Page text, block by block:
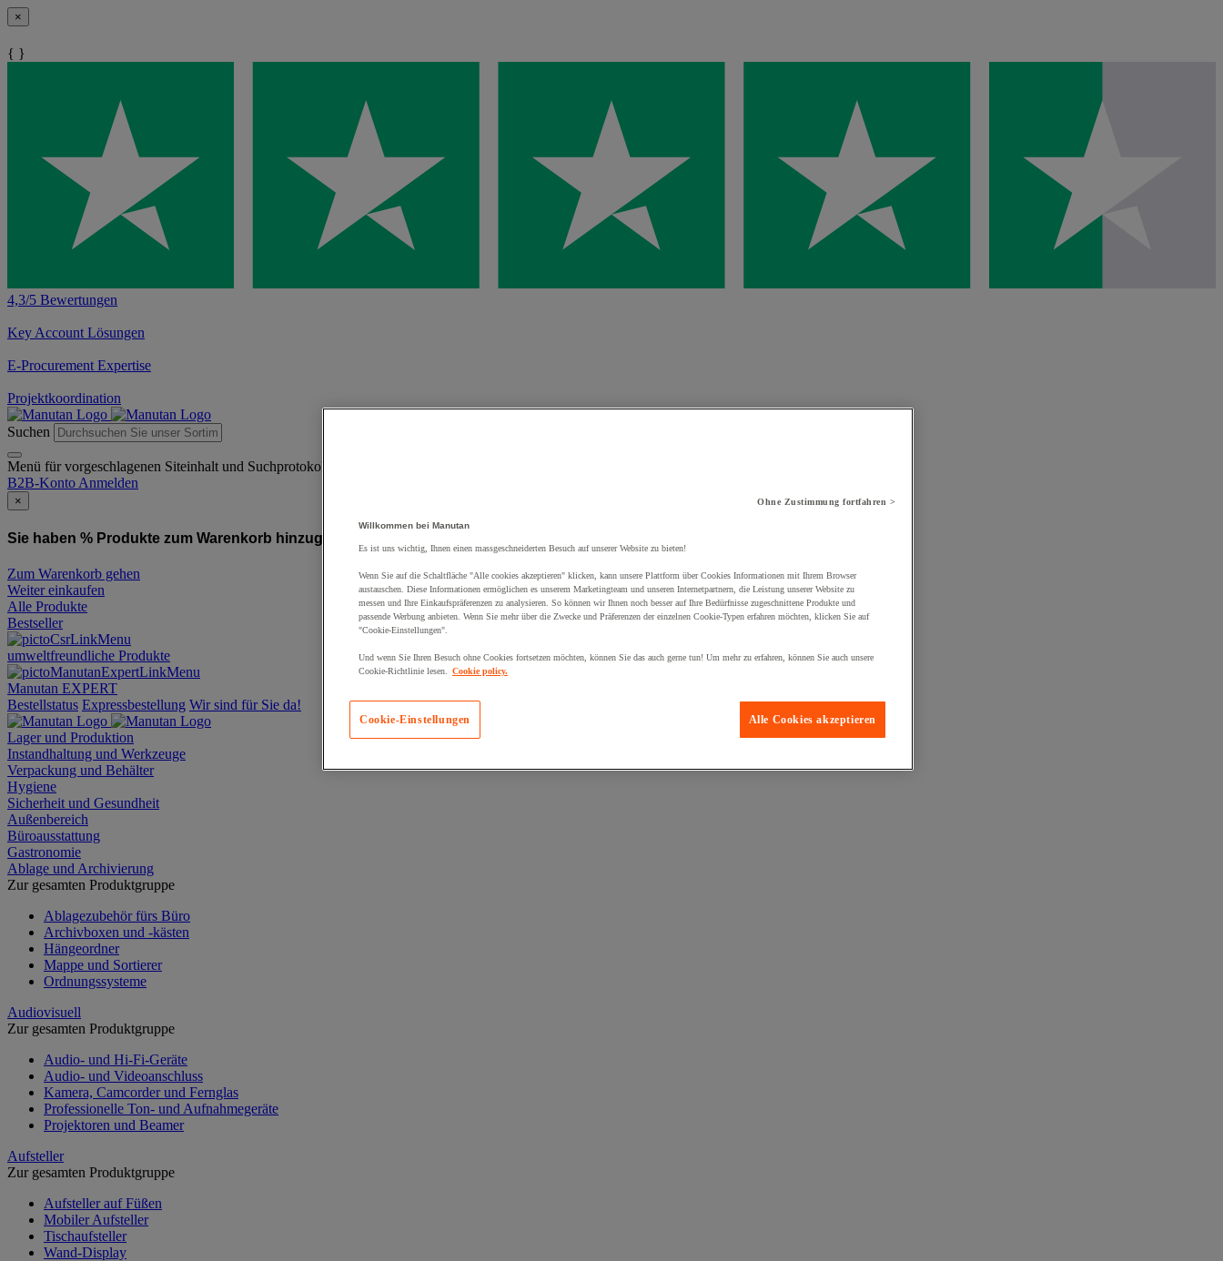
×
{ }
4,3/5 Bewertungen
Key Account Lösungen
E-Procurement Expertise
Projektkoordination
Suchen
Menü für vorgeschlagenen Siteinhalt und Suchprotokoll
B2B-Konto Anmelden
×
Sie haben % Produkte zum Warenkorb hinzugefügt:
Zum Warenkorb gehen
Weiter einkaufen
Alle Produkte
Bestseller
umweltfreundliche Produkte
Manutan EXPERT
Bestellstatus Expressbestellung Wir sind für Sie da!
Lager und Produktion
Instandhaltung und Werkzeuge
Verpackung und Behälter
Hygiene
Sicherheit und Gesundheit
Außenbereich
Büroausstattung
Gastronomie
Ablage und Archivierung
Zur gesamten Produktgruppe
Ablagezubehör fürs Büro
Archivboxen und -kästen
Hängeordner
Mappe und Sortierer
Ordnungssysteme
Audiovisuell
Zur gesamten Produktgruppe
Audio- und Hi-Fi-Geräte
Audio- und Videoanschluss
Kamera, Camcorder und Fernglas
Professionelle Ton- und Aufnahmegeräte
Projektoren und Beamer
Aufsteller
Zur gesamten Produktgruppe
Aufsteller auf Füßen
Mobiler Aufsteller
Tischaufsteller
Wand-Display
Ohne Zustimmung fortfahren >
Willkommen bei Manutan
Es ist uns wichtig, Ihnen einen massgeschneiderten Besuch auf unserer Website zu bieten!
Wenn Sie auf die Schaltfläche "Alle cookies akzeptieren" klicken, kann unsere Plattform über Cookies Informationen mit Ihrem Browser
austauschen. Diese Informationen ermöglichen es unserem Marketingteam und unseren Internetpartnern, die Leistung unserer Website zu
messen und Ihre Einkaufspräferenzen zu analysieren. So können wir Ihnen noch besser auf Ihre Bedürfnisse zugeschnittene Produkte und
passende Werbung anbieten. Wenn Sie mehr über die Zwecke und Präferenzen der einzelnen Cookie-Typen erfahren möchten, klicken Sie auf
"Cookie-Einstellungen".
Und wenn Sie Ihren Besuch ohne Cookies fortsetzen möchten, können Sie das auch gerne tun! Um mehr zu erfahren, können Sie auch unsere
Cookie-Richtlinie lesen.
Cookie policy.
Alle Cookies akzeptieren
Cookie-Einstellungen